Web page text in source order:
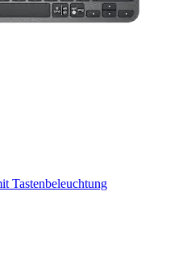
Tastenbeleuchtung